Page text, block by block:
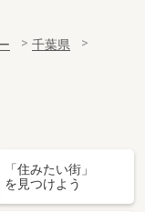
千葉県
「住みたい街」
を見つけよう